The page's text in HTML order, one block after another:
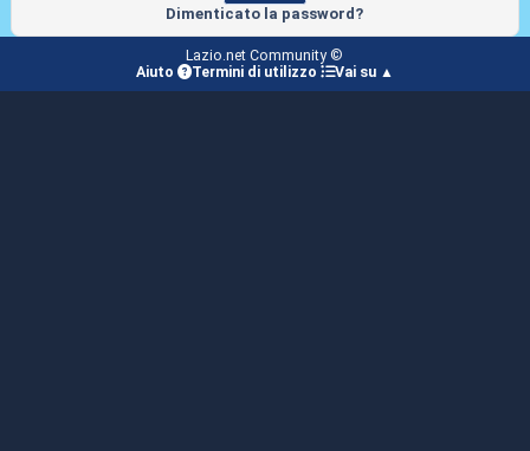
Dimenticato la password?
Lazio.net Community ©
Aiuto
Termini di utilizzo Vai su ▲